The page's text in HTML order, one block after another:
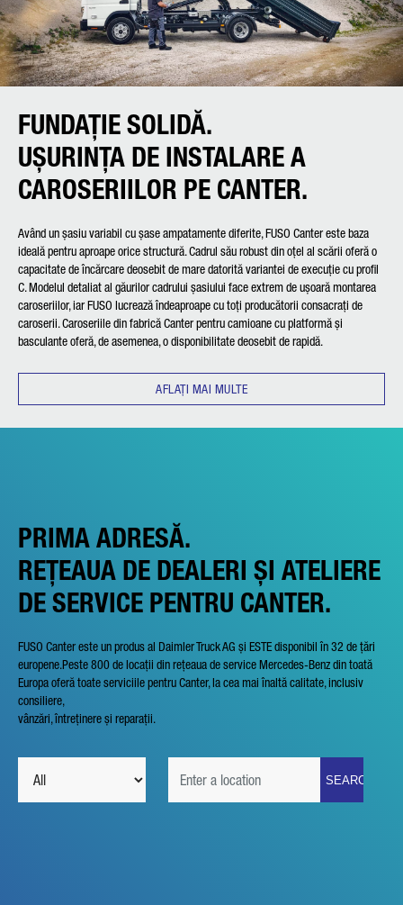
FUNDAȚIE SOLIDĂ.
UȘURINȚA DE INSTALARE A
CAROSERIILOR PE CANTER.
Având un șasiu variabil cu șase ampatamente diferite, FUSO Canter este baza
ideală pentru aproape orice structură. Cadrul său robust din oțel al scării oferă o
capacitate de încărcare deosebit de mare datorită variantei de execuție cu profil
C. Modelul detaliat al găurilor cadrului șasiului face extrem de ușoară montarea
caroseriilor, iar FUSO lucrează îndeaproape cu toți producătorii consacrați de
caroserii. Caroseriile din fabrică Canter pentru camioane cu platformă și
basculante oferă, de asemenea, o disponibilitate deosebit de rapidă.
AFLAȚI MAI MULTE
PRIMA ADRESĂ.
REȚEAUA DE DEALERI ȘI ATELIERE
DE SERVICE PENTRU CANTER.
FUSO Canter este un produs al Daimler Truck AG și ESTE disponibil în 32 de țări
europene.Peste 800 de locații din rețeaua de service Mercedes-Benz din toată
Europa oferă toate serviciile pentru Canter, la cea mai înaltă calitate, inclusiv
consiliere,
vânzări, întreținere și reparații.